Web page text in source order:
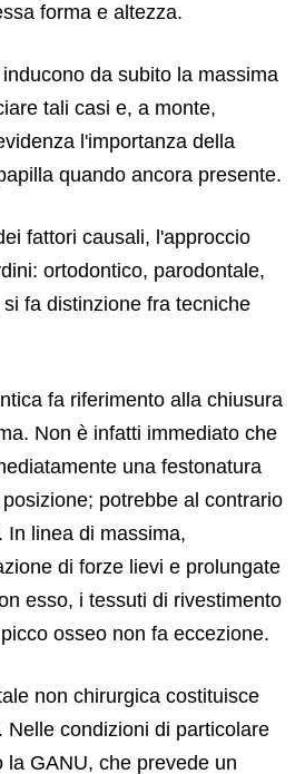
forma e altezza.
da subito la massima
tali casi e, a monte,
l'importanza della
quando ancora presente.
fattori causali, l'approccio
ortodontico, parodontale,
fa distinzione fra tecniche
fa riferimento alla chiusura
Non è infatti immediato che
una festonatura
potrebbe al contrario
In linea di massima,
di forze lievi e prolungate
esso, i tessuti di rivestimento
osseo non fa eccezione.
non chirurgica costituisce
Nelle condizioni di particolare
la GANU, che prevede un